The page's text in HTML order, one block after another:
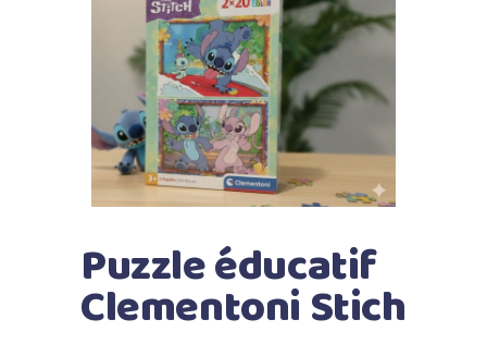
Puzzle éducatif
Clementoni Stich